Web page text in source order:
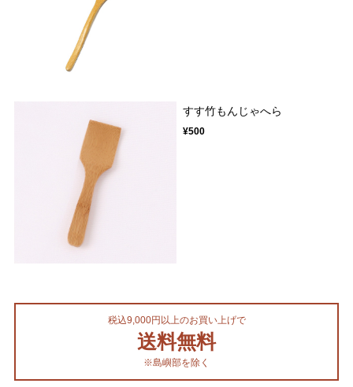
すす竹もんじゃへら
¥500
税込9,000円以上のお買い上げで
送料無料
※島嶼部を除く